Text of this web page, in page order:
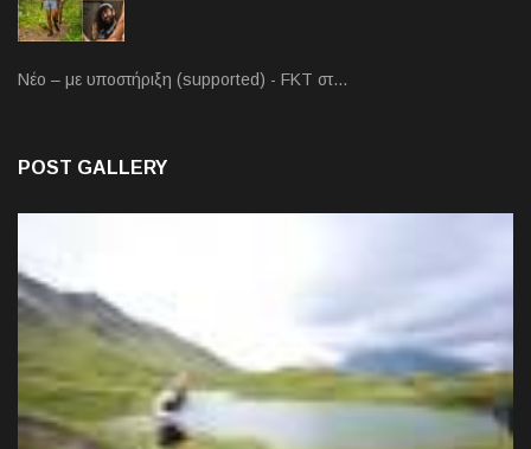
Νέο – με υποστήριξη (supported) - FKT στ…
POST GALLERY